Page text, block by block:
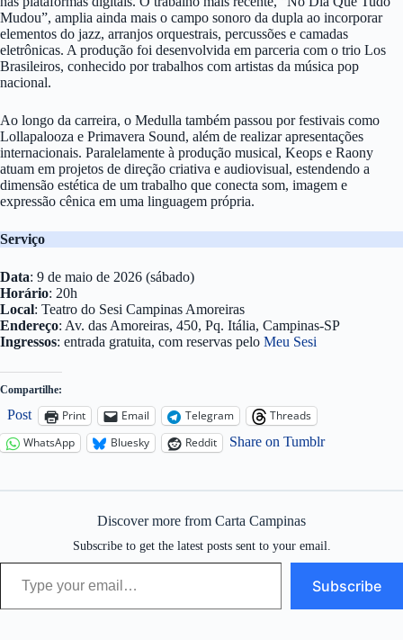
Mudou”, amplia ainda mais o campo sonoro da dupla ao incorporar
elementos do jazz, arranjos orquestrais, percussões e camadas
eletrônicas. A produção foi desenvolvida em parceria com o trio Los
Brasileiros, conhecido por trabalhos com artistas da música pop
nacional.
Ao longo da carreira, o Medulla também passou por festivais como
Lollapalooza e Primavera Sound, além de realizar apresentações
internacionais. Paralelamente à produção musical, Keops e Raony
atuam em projetos de direção criativa e audiovisual, estendendo a
dimensão estética de um trabalho que conecta som, imagem e
expressão cênica em uma linguagem própria.
Serviço
Data: 9 de maio de 2026 (sábado)
Horário: 20h
Local: Teatro do Sesi Campinas Amoreiras
Endereço: Av. das Amoreiras, 450, Pq. Itália, Campinas-SP
Ingressos: entrada gratuita, com reservas pelo Meu Sesi
Compartilhe:
Post Print Email Telegram
Threads
WhatsApp
Bluesky Reddit Share on Tumblr
Discover more from Carta Campinas
Subscribe to get the latest posts sent to your email.
Type your email…
Subscribe